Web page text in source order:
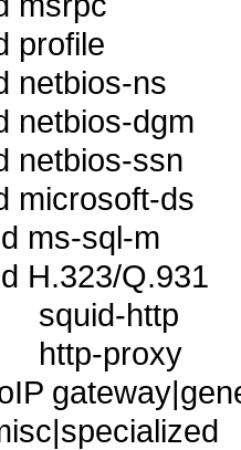
profile
netbios-ns
netbios-dgm
netbios-ssn
microsoft-ds
ms-sql-m
H.323/Q.931
squid-http
http-proxy